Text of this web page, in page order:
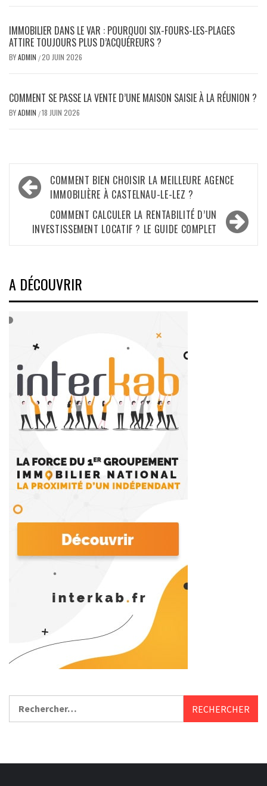
IMMOBILIER DANS LE VAR : POURQUOI SIX-FOURS-LES-PLAGES
ATTIRE TOUJOURS PLUS D’ACQUÉREURS ?
BYADMIN /20 JUIN 2026
COMMENT SE PASSE LA VENTE D’UNE MAISON SAISIE À LA RÉUNION ?
BYADMIN /18 JUIN 2026
Navigation
de
l’article
COMMENT BIEN CHOISIR LA MEILLEURE AGENCE
IMMOBILIÈRE À CASTELNAU-LE-LEZ ?
COMMENT CALCULER LA RENTABILITÉ D’UN
INVESTISSEMENT LOCATIF ? LE GUIDE COMPLET
A DÉCOUVRIR